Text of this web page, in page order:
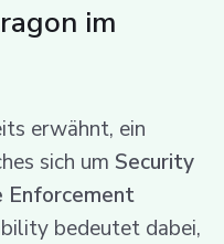
im
erwähnt, ein
sich um Security
Enforcement
bedeutet dabei,